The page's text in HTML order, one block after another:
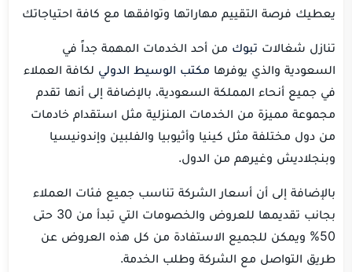
يعطيك فرصة التقييم مهاراتها وتوافقها مع كافة احتياجاتك
تنازل شغالات تبوك من أحد الخدمات المهمة جداً في
السعودية والذي يوفرها مكتب الوسيط الدولي لكافة العملاء
في جميع أنحاء المملكة السعودية، بالإضافة إلى أنها تقدم
مجموعة مميزة من الخدمات المنزلية مثل استقدام خادمات
من دول مختلفة مثل كينيا وأثيوبيا والفلبين وإندونيسيا
وبنجلاديش وغيرهم من الدول.
بالإضافة إلى أن أسعار الشركة تناسب جميع فئات العملاء
بجانب تقديمها للعروض والخصومات التي تبدأ من 30 حتى
50% ويمكن للجميع الاستفادة من كل هذه العروض عن
طريق التواصل مع الشركة وطلب الخدمة.